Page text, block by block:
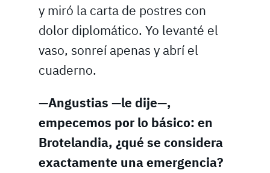
y miró la carta de postres con
dolor diplomático. Yo levanté el
vaso, sonreí apenas y abrí el
cuaderno.
—Angustias —le dije—,
empecemos por lo básico: en
Brotelandia, ¿qué se considera
exactamente una emergencia?